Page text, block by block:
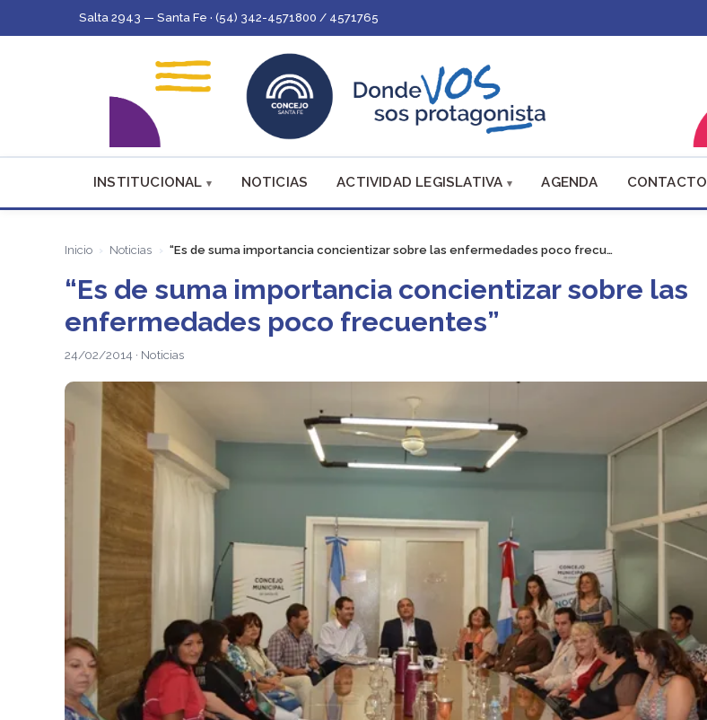
Salta 2943 — Santa Fe · (54) 342-4571800 / 4571765
INSTITUCIONAL NOTICIAS ACTIVIDAD LEGISLATIVA AGENDA CONTACTO
Inicio Noticias “Es de suma importancia concientizar sobre las enfermedades poco frecu…
“Es de suma importancia concientizar sobre las
enfermedades poco frecuentes”
24/02/2014 · Noticias